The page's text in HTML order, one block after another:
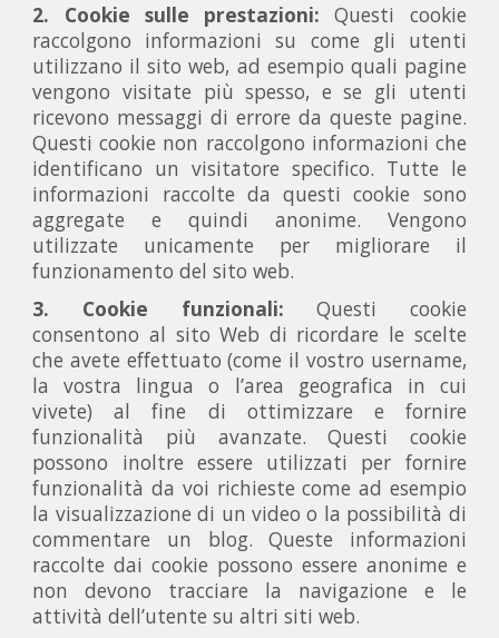
2. Cookie sulle prestazioni:Questi cookie
raccolgono informazioni su come gli utenti
utilizzano il sito web, ad esempio quali pagine
vengono visitate più spesso, e se gli utenti
ricevono messaggi di errore da queste pagine.
Questi cookie non raccolgono informazioni che
identificano un visitatore specifico. Tutte le
informazioni raccolte da questi cookie sono
aggregate e quindi anonime. Vengono
utilizzate unicamente per migliorare il
funzionamento del sito web.
3. Cookie funzionali: Questi cookie
consentono al sito Web di ricordare le scelte
che avete effettuato (come il vostro username,
la vostra lingua o l’area geografica in cui
vivete) al fine di ottimizzare e fornire
funzionalità più avanzate. Questi cookie
possono inoltre essere utilizzati per fornire
funzionalità da voi richieste come ad esempio
la visualizzazione di un video o la possibilità di
commentare un blog. Queste informazioni
raccolte dai cookie possono essere anonime e
non devono tracciare la navigazione e le
attività dell’utente su altri siti web.